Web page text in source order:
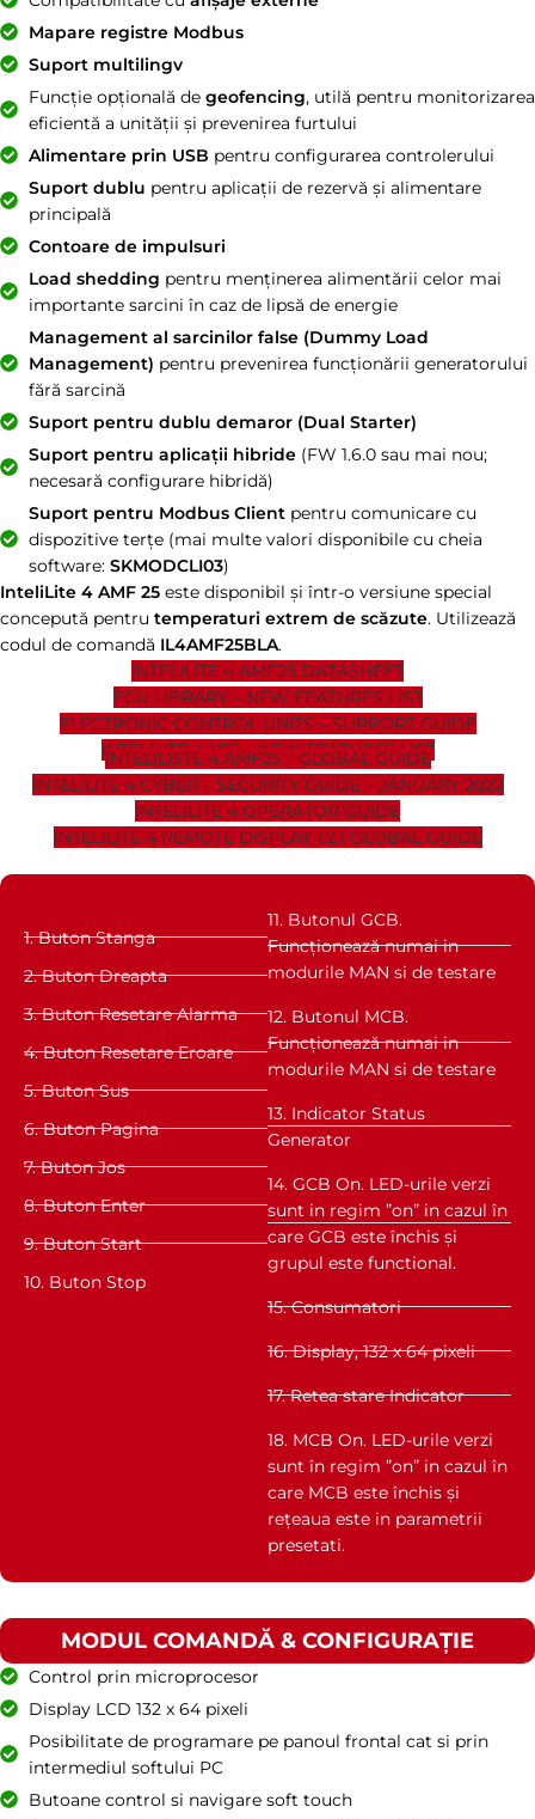
Mapare registre Modbus
Suport multilingv
Funcție opțională de geofencing, utilă pentru monitorizarea
eficientă a unității și prevenirea furtului
Alimentare prin USB pentru configurarea controlerului
Suport dublu pentru aplicații de rezervă și alimentare
principală
Contoare de impulsuri
Load shedding pentru menținerea alimentării celor mai
importante sarcini în caz de lipsă de energie
Management al sarcinilor false (Dummy Load
Management) pentru prevenirea funcționării generatorului
fără sarcină
Suport pentru dublu demaror (Dual Starter)
Suport pentru aplicații hibride(FW 1.6.0 sau mai nou;
necesară configurare hibridă)
Suport pentru Modbus Clientpentru comunicare cu
dispozitive terțe (mai multe valori disponibile cu cheia
software: SKMODCLI03)
InteliLite 4 AMF 25 este disponibil și într-o versiune special
concepută pentru temperaturi extrem de scăzute. Utilizează
codul de comandă IL4AMF25BLA.
INTELILITE 4 AMF25 DATASHEET
ECU LIBRARY – NEW FEATURES LIST
ELECTRONIC CONTROL UNITS – SUPPORT GUIDE
INTELILITE 4 1.7.2 – NEW FEATURES LIST
INTELILISTE 4 AMF25 – GLOBAL GUIDE
INTELILITE 4 CYBER – SECURITY GUIDE – JANUARY 2022
INTELILITE 4 OPERATOR GUIDE
INTELILITE 4 REMOTE DISPLAY 1.2.1 GLOBAL GUIDE
1. Buton Stanga
2. Buton Dreapta
3. Buton Resetare Alarma
4. Buton Resetare Eroare
5. Buton Sus
6. Buton Pagina
7. Buton Jos
8. Buton Enter
9. Buton Start
10. Buton Stop
11. Butonul GCB.
Funcționează numai in
modurile MAN si de testare
12. Butonul MCB.
Funcționează numai in
modurile MAN si de testare
13. Indicator Status
Generator
14. GCB On. LED-urile verzi
sunt in regim ”on” in cazul în
care GCB este închis și
grupul este functional.
15. Consumatori
16. Display, 132 x 64 pixeli
17. Retea stare Indicator
18. MCB On. LED-urile verzi
sunt în regim ”on” in cazul în
care MCB este închis și
rețeaua este in parametrii
presetati.
MODUL COMANDĂ & CONFIGURAȚIE
Control prin microprocesor
Display LCD 132 x 64 pixeli
Posibilitate de programare pe panoul frontal cat si prin
intermediul softului PC
Butoane control si navigare soft touch